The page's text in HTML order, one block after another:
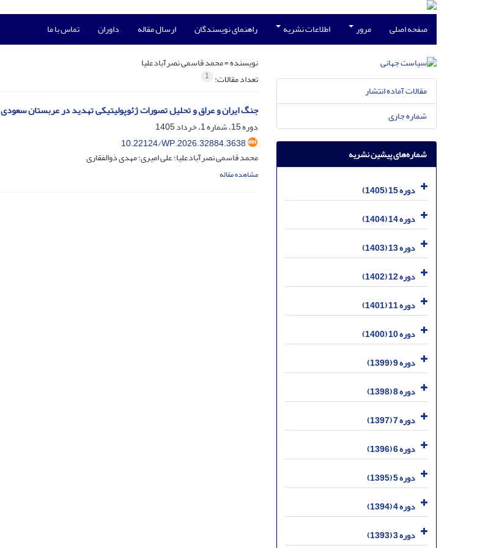
صفحه اصلی مرور اطلاعات نشریه راهنمای نویسندگان ارسال مقاله داوران تماس با ما
نویسنده =محمد قاسمی نصرآبادعلیا
تعداد مقالات: 1
جنگ ایران و عراق و تحلیل تصورات ژئوپولیتیکی تهدید در عربستان سعودی
دوره 15، شماره 1، خرداد 1405
10.22124/WP.2026.32884.3638
محمد قاسمی نصرآبادعلیا؛ علی امیری؛ مهدی ذوالفقاری
مشاهده مقاله
مقالات آماده انتشار
شماره جاری
شماره‌های پیشین نشریه
دوره 15 (1405)
دوره 14 (1404)
دوره 13 (1403)
دوره 12 (1402)
دوره 11 (1401)
دوره 10 (1400)
دوره 9 (1399)
دوره 8 (1398)
دوره 7 (1397)
دوره 6 (1396)
دوره 5 (1395)
دوره 4 (1394)
دوره 3 (1393)